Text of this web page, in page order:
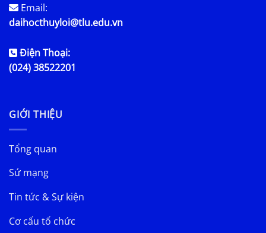
Email:
daihocthuyloi@tlu.edu.vn
Điện Thoại:
(024) 38522201
GIỚI THIỆU
Tổng quan
Sứ mạng
Tin tức & Sự kiện
Cơ cấu tổ chức